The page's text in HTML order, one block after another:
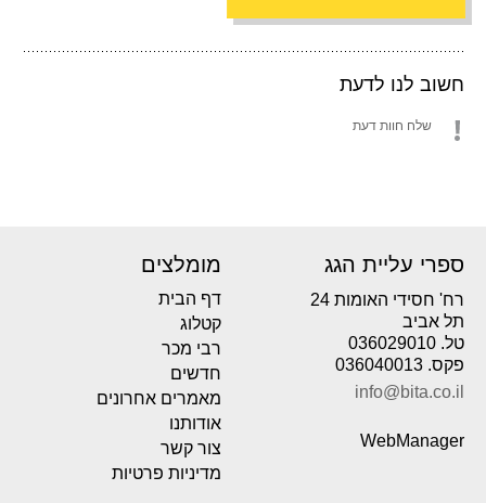
חשוב לנו לדעת
שלח חוות דעת
ספרי עליית הגג
רח' חסידי האומות 24
תל אביב
טל. 036029010
פקס. 036040013
info@bita.co.il
WebManager
מומלצים
דף הבית
קטלוג
רבי מכר
חדשים
מאמרים אחרונים
אודותנו
צור קשר
מדיניות פרטיות